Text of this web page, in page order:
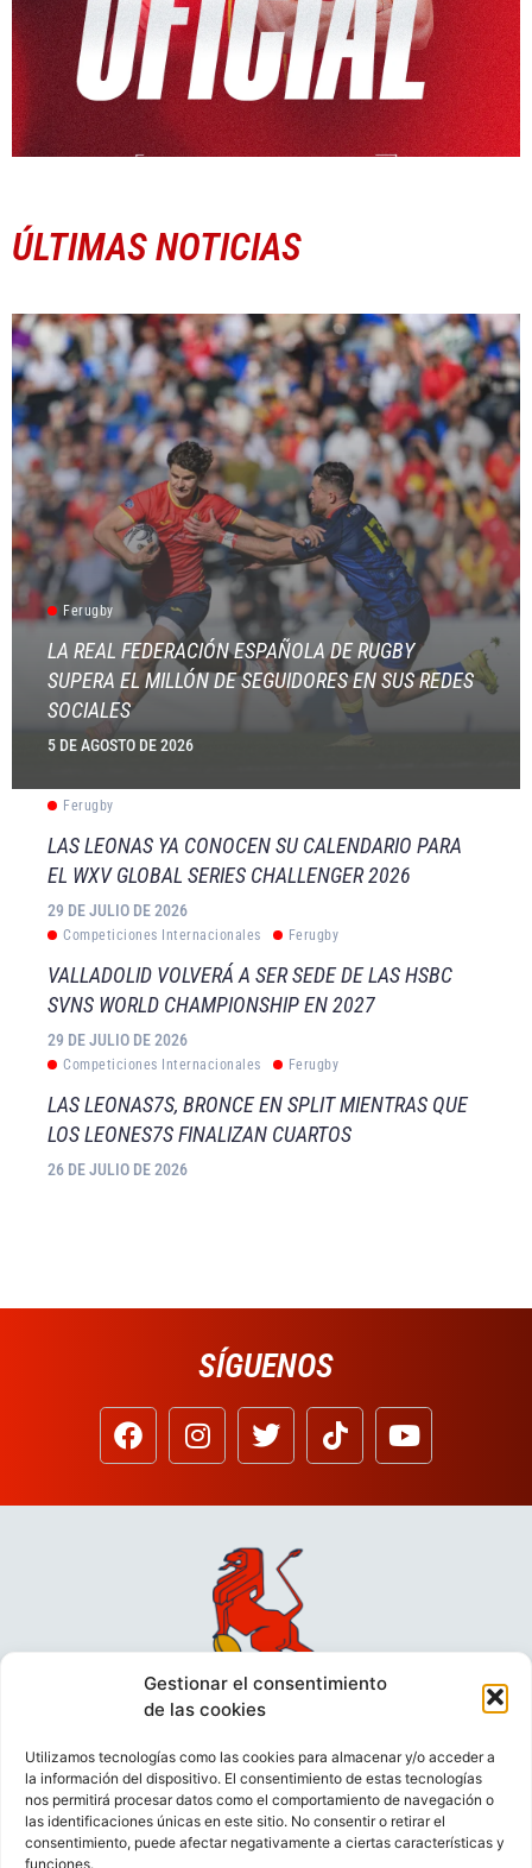
Gestionar el consentimiento
de las cookies
Utilizamos tecnologías como las cookies para almacenar y/o acceder a
la información del dispositivo. El consentimiento de estas tecnologías
nos permitirá procesar datos como el comportamiento de navegación o
las identificaciones únicas en este sitio. No consentir o retirar el
consentimiento, puede afectar negativamente a ciertas características y
funciones.
ÚLTIMAS NOTICIAS
Ferugby
LA REAL FEDERACIÓN ESPAÑOLA DE RUGBY
SUPERA EL MILLÓN DE SEGUIDORES EN SUS REDES
SOCIALES
5 DE AGOSTO DE 2026
Ferugby
LAS LEONAS YA CONOCEN SU CALENDARIO PARA
EL WXV GLOBAL SERIES CHALLENGER 2026
29 DE JULIO DE 2026
Competiciones Internacionales Ferugby
VALLADOLID VOLVERÁ A SER SEDE DE LAS HSBC
SVNS WORLD CHAMPIONSHIP EN 2027
29 DE JULIO DE 2026
Competiciones Internacionales Ferugby
LAS LEONAS7S, BRONCE EN SPLIT MIENTRAS QUE
LOS LEONES7S FINALIZAN CUARTOS
26 DE JULIO DE 2026
SÍGUENOS